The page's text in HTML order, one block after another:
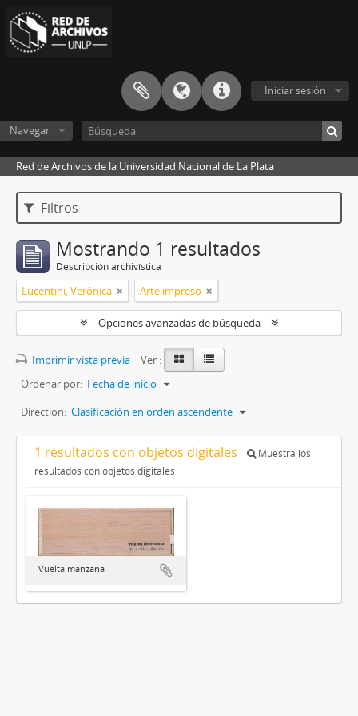
Iniciar sesión
Navegar
Red de Archivos de la Universidad Nacional de La Plata
Filtros
Mostrando 1 resultados
Descripción archivística
Lucentini, Verónica Arte impreso
Opciones avanzadas de búsqueda
Imprimir vista previa
Ver :
Ordenar por: Fecha de inicio
Direction: Clasificación en orden ascendente
1 resultados con objetos digitales
Muestra los
resultados con objetos digitales
Vuelta manzana